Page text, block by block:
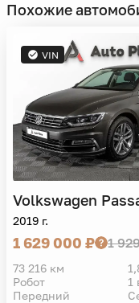
Похожие
VIN
Volkswagen
2019 г.
1 629 000 ₽ 1
73 216 км
Робот
1
Передний